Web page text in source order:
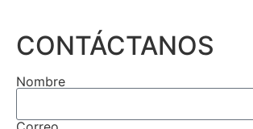
CONTÁCTANOS
Nombre